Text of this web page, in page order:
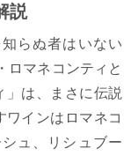
説
らぬ者はいない
ロマネコンティと
」は、まさに伝説
ワインはロマネコ
ュ、リシュブー